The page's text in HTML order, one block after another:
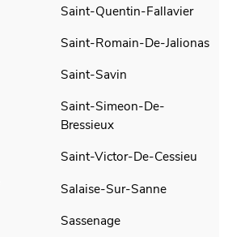
Saint-Quentin-Fallavier
Saint-Romain-De-Jalionas
Saint-Savin
Saint-Simeon-De-
Bressieux
Saint-Victor-De-Cessieu
Salaise-Sur-Sanne
Sassenage